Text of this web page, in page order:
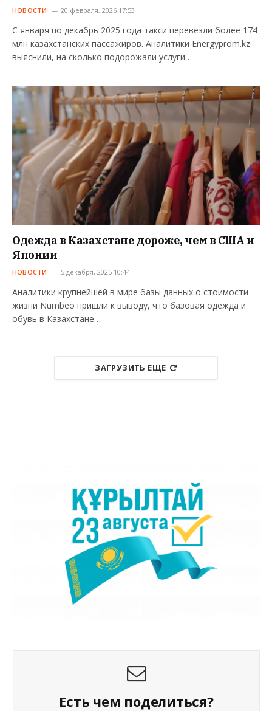
НОВОСТИ 20 февраля, 2026 17:53
С января по декабрь 2025 года такси перевезли более 174
млн казахстанских пассажиров. Аналитики Energyprom.kz
выяснили, на сколько подорожали услуги…
Одежда в Казахстане дороже, чем в США и
Японии
НОВОСТИ 5 декабря, 2025 10:44
Аналитики крупнейшей в мире базы данных о стоимости
жизни Numbeo пришли к выводу, что базовая одежда и
обувь в Казахстане…
ЗАГРУЗИТЬ ЕЩЕ
Есть чем поделиться?